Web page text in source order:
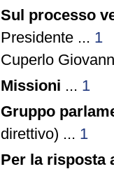
Sul processo
Presidente ... 1
Cuperlo
Missioni ... 1
Gruppo
direttivo) ... 1
Per la risposta